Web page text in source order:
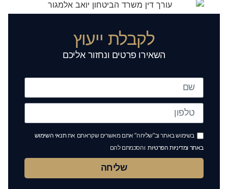
לקבלת ייעוץ
השאירו פרטים ונחזור אליכם
בשימוש באתר וב"שליחה" אתם מאשרים שקראתם אתתנאי השימוש
באתר ומדיניות הפרטיות והסכמתם להם
שליחה